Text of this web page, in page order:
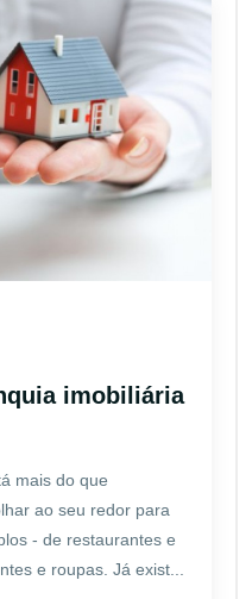
imobiliária
mais do que
ao seu redor para
- de restaurantes e
e roupas. Já exist...